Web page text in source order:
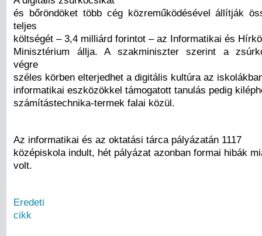
és bőröndöket több cég közreműködésével állítják
teljes
költségét – 3,4 milliárd forintot – az Informatikai és
Minisztérium állja. A szakminiszter szerint a
végre
széles körben elterjedhet a digitális kultúra az
informatikai eszközökkel támogatott tanulás pedig
számítástechnika-termek falai közül.
Az informatikai és az oktatási tárca pályázatán 1117
középiskola indult, hét pályázat azonban formai hibák
volt.
Eredeti
cikk